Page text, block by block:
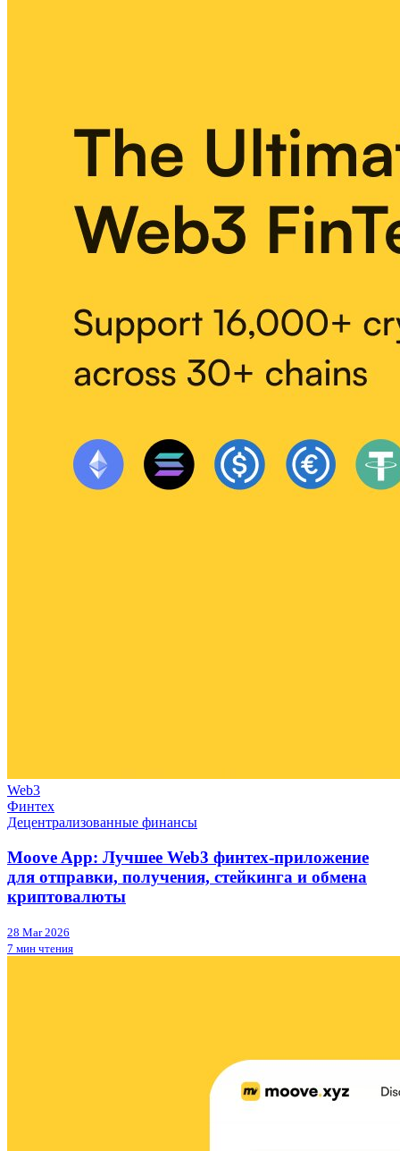
Web3
Финтех
Децентрализованные финансы
Moove App: Лучшее Web3 финтех-приложение
для отправки, получения, стейкинга и обмена
криптовалюты
28 Mar 2026
7 мин чтения